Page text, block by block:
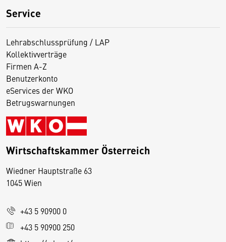
Service
Lehrabschlussprüfung / LAP
Kollektivverträge
Firmen A-Z
Benutzerkonto
eServices der WKO
Betrugswarnungen
Wirtschaftskammer Österreich
Wiedner Hauptstraße 63
1045 Wien
+43 5 90900 0
+43 5 90900 250
D
s
e